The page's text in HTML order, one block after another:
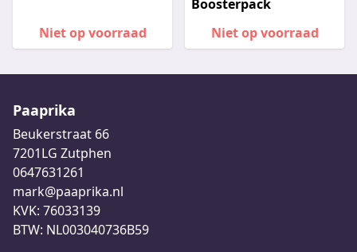
Niet op voorraad
Boosterpack
Niet op voorraad
Paaprika
Beukerstraat 66
7201LG Zutphen
0647631261
mark@paaprika.nl
KVK: 76033139
BTW: NL003040736B59